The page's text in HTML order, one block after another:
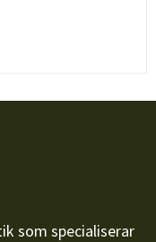
som specialiserar